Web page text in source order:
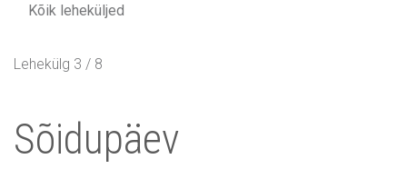
Kõik leheküljed
Lehekülg 3 / 8
Sõidupäev